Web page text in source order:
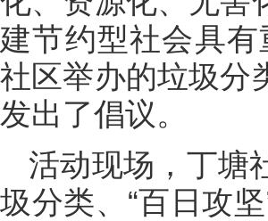
建节约型社会具
社区举办的垃圾分
发出了倡议。
活动现场，丁塘
圾分类、“百日攻